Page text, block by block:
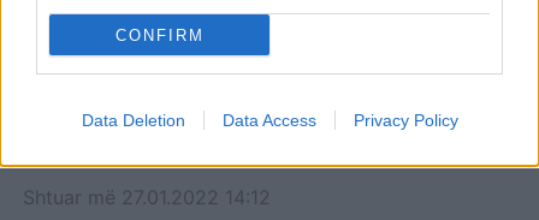
CONFIRM
Data Deletion Data Access Privacy Policy
Shtuar më 27.01.2022 14:12